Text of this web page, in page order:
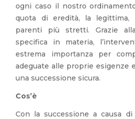
ogni caso il nostro
quota di eredità, la
parenti più stretti. Grazie
specifica in materia,
estrema importanza per
adeguate alle proprie esigenze
una successione sicura.
Cos’è
Con la successione a causa